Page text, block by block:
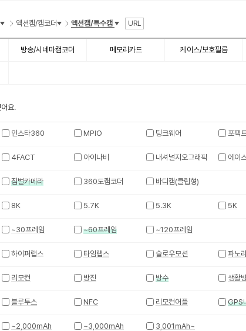
액션캠/캠코더 액션캠/특수캠 URL
방송/시네마캠코더 메모리카드 케이스/보호필름
어요.
인스타360 MPIO 팅크웨어 포팩
4FACT 아이나비 내셔널지오그래픽 에이
짐벌카메라 360도캠코더 바디캠(클립형)
8K 5.7K 5.3K 5K
~30프레임 ~60프레임 ~120프레임
하이퍼랩스 타임랩스 슬로우모션 파노
리모컨 방진 방수 생활
블루투스 NFC 리모컨어플 GPS
~2,000mAh ~3,000mAh 3,001mAh~